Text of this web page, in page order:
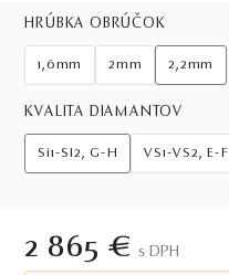
HRÚBKA OBRÚČOK
1,6mm 2mm 2,2mm
KVALITA DIAMANTOV
Si1-SI2, G-H VS1-VS2, E-F
2 865 € S DPH